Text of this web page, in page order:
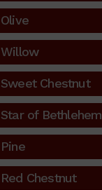
Olive
Willow
Sweet Chestnut
Star of Bethlehem
Pine
Red Chestnut